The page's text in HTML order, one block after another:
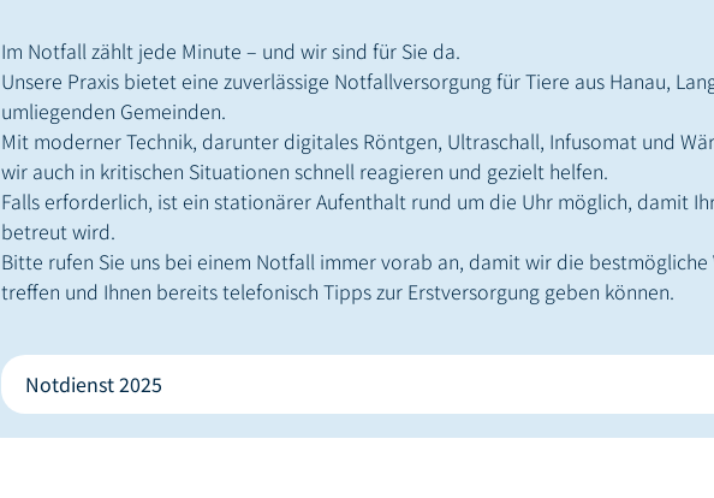
Im Notfall zählt jede Minute – und wir sind für Sie da.
Unsere Praxis bietet eine zuverlässige Notfallversorgung für Tiere aus Hanau,
umliegenden Gemeinden.
Mit moderner Technik, darunter digitales Röntgen, Ultraschall, Infusomat und
wir auch in kritischen Situationen schnell reagieren und gezielt helfen.
Falls erforderlich, ist ein stationärer Aufenthalt rund um die Uhr möglich, damit
betreut wird.
Bitte rufen Sie uns bei einem Notfall immer vorab an, damit wir die
treffen und Ihnen bereits telefonisch Tipps zur Erstversorgung geben können.
Notdienst 2025